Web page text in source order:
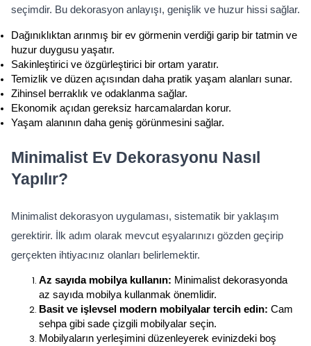
seçimdir. Bu dekorasyon anlayışı, genişlik ve huzur hissi sağlar.
Dağınıklıktan arınmış bir ev görmenin verdiği garip bir tatmin ve
huzur duygusu yaşatır.
Sakinleştirici ve özgürleştirici bir ortam yaratır.
Temizlik ve düzen açısından daha pratik yaşam alanları sunar.
Zihinsel berraklık ve odaklanma sağlar.
Ekonomik açıdan gereksiz harcamalardan korur.
Yaşam alanının daha geniş görünmesini sağlar.
Minimalist Ev Dekorasyonu Nasıl
Yapılır?
Minimalist dekorasyon uygulaması, sistematik bir yaklaşım
gerektirir. İlk adım olarak mevcut eşyalarınızı gözden geçirip
gerçekten ihtiyacınız olanları belirlemektir.
Az sayıda mobilya kullanın: Minimalist dekorasyonda
az sayıda mobilya kullanmak önemlidir.
Basit ve işlevsel modern mobilyalar tercih edin: Cam
sehpa gibi sade çizgili mobilyalar seçin.
Mobilyaların yerleşimini düzenleyerek evinizdeki boş